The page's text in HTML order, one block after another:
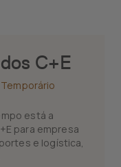
C+E
Temporário
está a
para empresa
e logística,